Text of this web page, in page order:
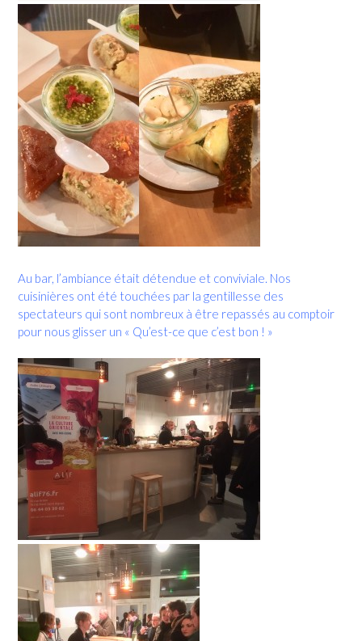
Au bar, l’ambiance était détendue et conviviale. Nos
cuisinières ont été touchées par la gentillesse des
spectateurs qui sont nombreux à être repassés au comptoir
pour nous glisser un « Qu’est-ce que c’est bon ! »